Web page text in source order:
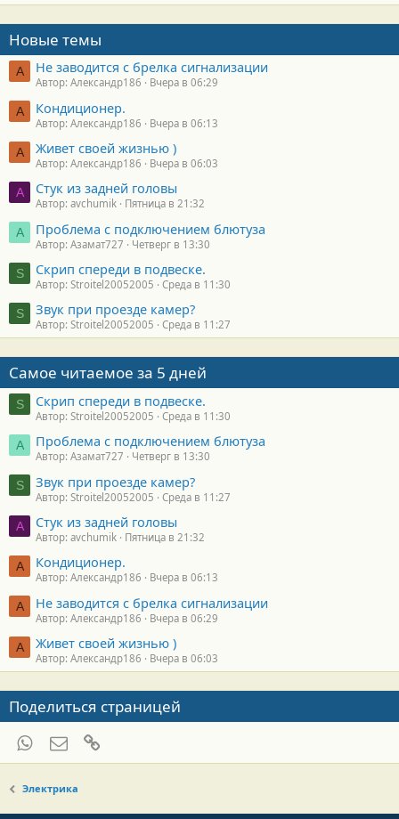
Новые темы
А Не заводится с брелка сигнализации
Автор: Александр186 Вчера в 06:29
А Кондиционер.
Автор: Александр186 Вчера в 06:13
А Живет своей жизнью )
Автор: Александр186 Вчера в 06:03
A Стук из задней головы
Автор: avchumik Пятница в 21:32
А Проблема с подключением блютуза
Автор: Азамат727 Четверг в 13:30
S Скрип спереди в подвеске.
Автор: Stroitel20052005 Среда в 11:30
S Звук при проезде камер?
Автор: Stroitel20052005 Среда в 11:27
Самое читаемое за 5 дней
S Скрип спереди в подвеске.
Автор: Stroitel20052005 Среда в 11:30
А Проблема с подключением блютуза
Автор: Азамат727 Четверг в 13:30
S Звук при проезде камер?
Автор: Stroitel20052005 Среда в 11:27
A Стук из задней головы
Автор: avchumik Пятница в 21:32
А Кондиционер.
Автор: Александр186 Вчера в 06:13
А Не заводится с брелка сигнализации
Автор: Александр186 Вчера в 06:29
А Живет своей жизнью )
Автор: Александр186 Вчера в 06:03
Поделиться страницей
WhatsAppЭлектронная почта
Электрика